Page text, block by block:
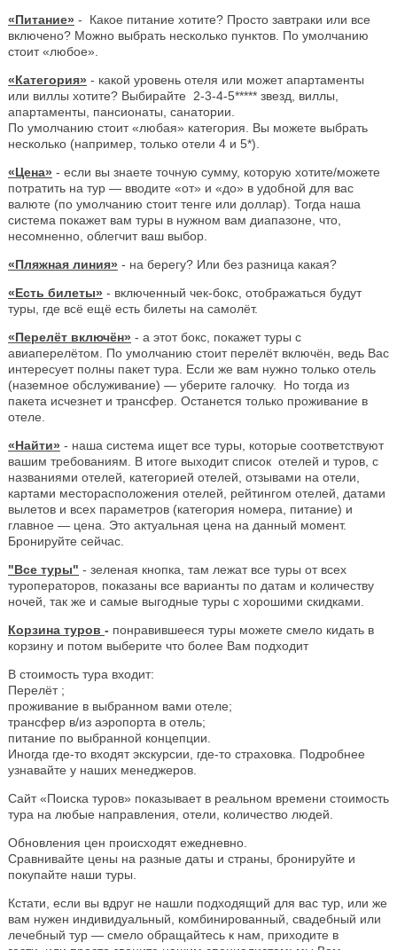
«Питание» - Какое питание хотите? Просто завтраки или все
включено? Можно выбрать несколько пунктов. По умолчанию
стоит «любое».
«Категория» - какой уровень отеля или может апартаменты
или виллы хотите? Выбирайте 2-3-4-5***** звезд, виллы,
апартаменты, пансионаты, санатории.
По умолчанию стоит «любая» категория. Вы можете выбрать
несколько (например, только отели 4 и 5*).
«Цена» - если вы знаете точную сумму, которую хотите/можете
потратить на тур — вводите «от» и «до» в удобной для вас
валюте (по умолчанию стоит тенге или доллар). Тогда наша
система покажет вам туры в нужном вам диапазоне, что,
несомненно, облегчит ваш выбор.
«Пляжная линия» - на берегу? Или без разница какая?
«Есть билеты» - включенный чек-бокс, отображаться будут
туры, где всё ещё есть билеты на самолёт.
«Перелёт включён» - а этот бокс, покажет туры с
авиаперелётом. По умолчанию стоит перелёт включён, ведь Вас
интересует полны пакет тура. Если же вам нужно только отель
(наземное обслуживание) — уберите галочку. Но тогда из
пакета исчезнет и трансфер. Останется только проживание в
отеле.
«Найти» - наша система ищет все туры, которые соответствуют
вашим требованиям. В итоге выходит список отелей и туров, с
названиями отелей, категорией отелей, отзывами на отели,
картами месторасположения отелей, рейтингом отелей, датами
вылетов и всех параметров (категория номера, питание) и
главное — цена. Это актуальная цена на данный момент.
Бронируйте сейчас.
"Все туры" - зеленая кнопка, там лежат все туры от всех
туроператоров, показаны все варианты по датам и количеству
ночей, так же и самые выгодные туры с хорошими скидками.
Корзина туров - понравившееся туры можете смело кидать в
корзину и потом выберите что более Вам подходит
В стоимость тура входит:
Перелёт ;
проживание в выбранном вами отеле;
трансфер в/из аэропорта в отель;
питание по выбранной концепции.
Иногда где-то входят экскурсии, где-то страховка. Подробнее
узнавайте у наших менеджеров.
Сайт «Поиска туров» показывает в реальном времени стоимость
тура на любые направления, отели, количество людей.
Обновления цен происходят ежедневно.
Сравнивайте цены на разные даты и страны, бронируйте и
покупайте наши туры.
Кстати, если вы вдруг не нашли подходящий для вас тур, или же
вам нужен индивидуальный, комбинированный, свадебный или
лечебный тур — смело обращайтесь к нам, приходите в